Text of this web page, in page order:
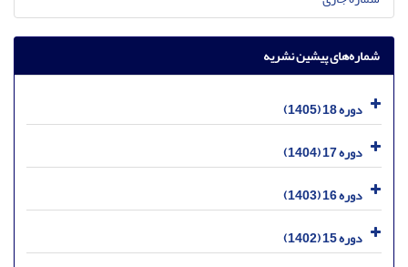
شماره‌های پیشین نشریه
دوره 18 (1405)
دوره 17 (1404)
دوره 16 (1403)
دوره 15 (1402)